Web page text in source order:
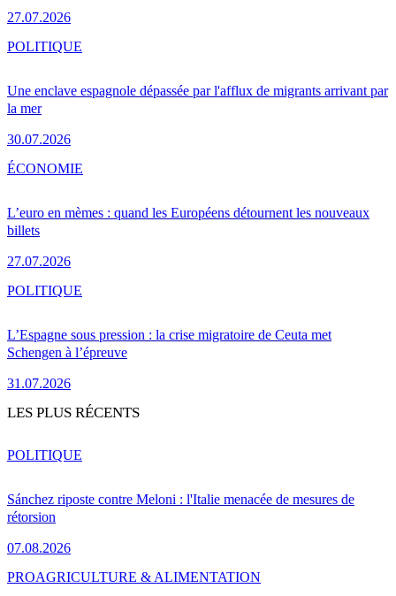
27.07.2026
Une enclave espagnole dépassée par l'afflux de migrants arrivant par
la mer
30.07.2026
POLITIQUE
L’euro en mèmes : quand les Européens détournent les nouveaux
billets
27.07.2026
ÉCONOMIE
L’Espagne sous pression : la crise migratoire de Ceuta met
Schengen à l’épreuve
31.07.2026
POLITIQUE
LES PLUS RÉCENTS
Sánchez riposte contre Meloni : l'Italie menacée de mesures de
rétorsion
07.08.2026
POLITIQUE
PROAGRICULTURE & ALIMENTATION